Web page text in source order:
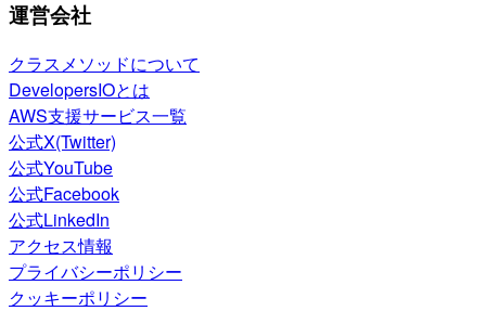
運営会社
クラスメソッドについて
DevelopersIOとは
AWS支援サービス一覧
公式X(Twitter)
公式YouTube
公式Facebook
公式LinkedIn
アクセス情報
プライバシーポリシー
クッキーポリシー